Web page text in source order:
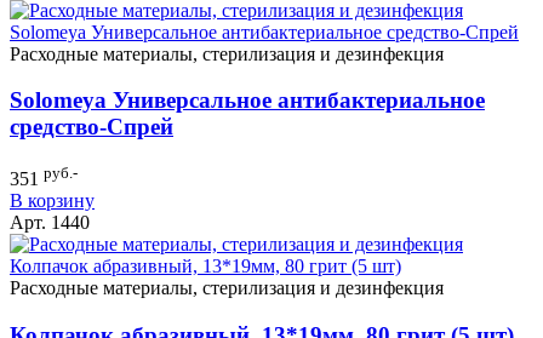
Расходные материалы, стерилизация и дезинфекция
Solomeya Универсальное антибактериальное
средство-Cпрей
351 руб.-
В корзину
Арт. 1440
Расходные материалы, стерилизация и дезинфекция